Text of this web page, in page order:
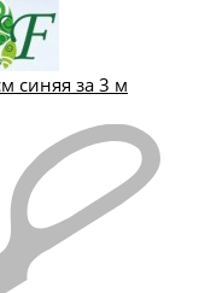
синяя за 3 м